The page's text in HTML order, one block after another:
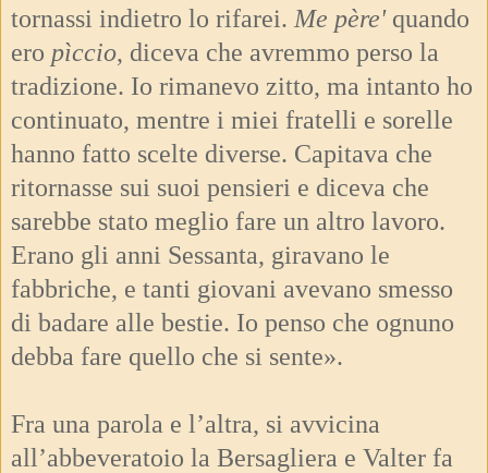
tornassi indietro lo rifarei. Me père'quando
ero pìccio, diceva che avremmo perso la
tradizione. Io rimanevo zitto, ma intanto ho
continuato, mentre i miei fratelli e sorelle
hanno fatto scelte diverse. Capitava che
ritornasse sui suoi pensieri e diceva che
sarebbe stato meglio fare un altro lavoro.
Erano gli anni Sessanta, giravano le
fabbriche, e tanti giovani avevano smesso
di badare alle bestie. Io penso che ognuno
debba fare quello che si sente».
Fra una parola e l’altra, si avvicina
all’abbeveratoio la Bersagliera e Valter fa